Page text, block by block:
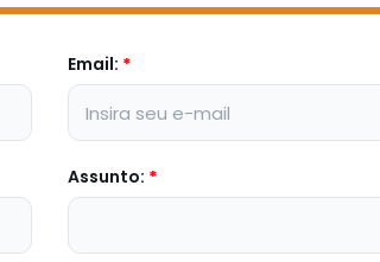
Email: *
Assunto: *